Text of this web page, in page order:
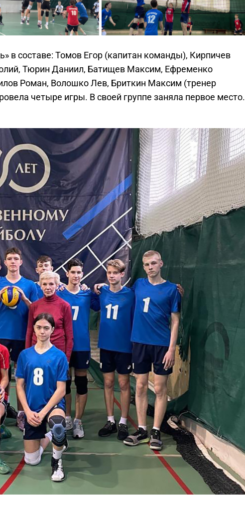
в составе: Томов Егор (капитан команды), Кирпичев
Тюрин Даниил, Батищев Максим, Ефременко
Роман, Волошко Лев, Бриткин Максим (тренер
четыре игры. В своей группе заняла первое место.